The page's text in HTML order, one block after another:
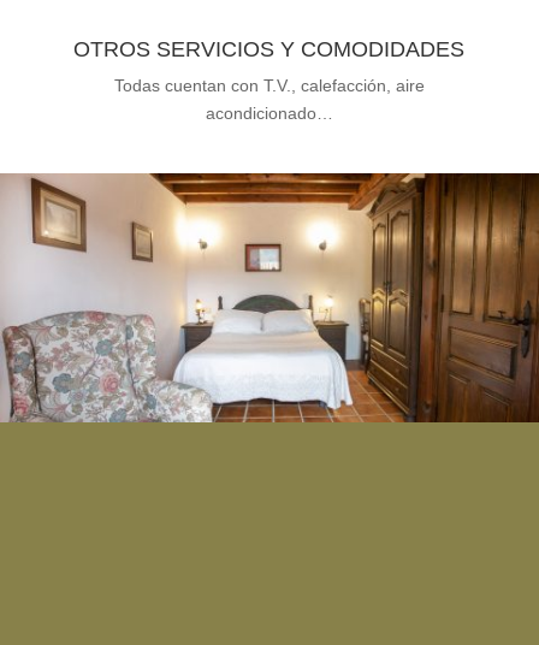
OTROS SERVICIOS Y COMODIDADES
Todas cuentan con T.V., calefacción, aire
acondicionado…